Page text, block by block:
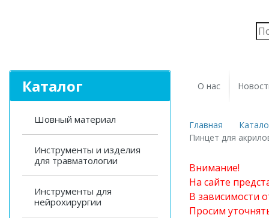
Каталог
Шовный материал
Инструменты и изделия
для травматологии
Инструменты для
нейрохирургии
О нас
Главная
Пинцет для
Внимание!
На сайте
В зависимости
Просим